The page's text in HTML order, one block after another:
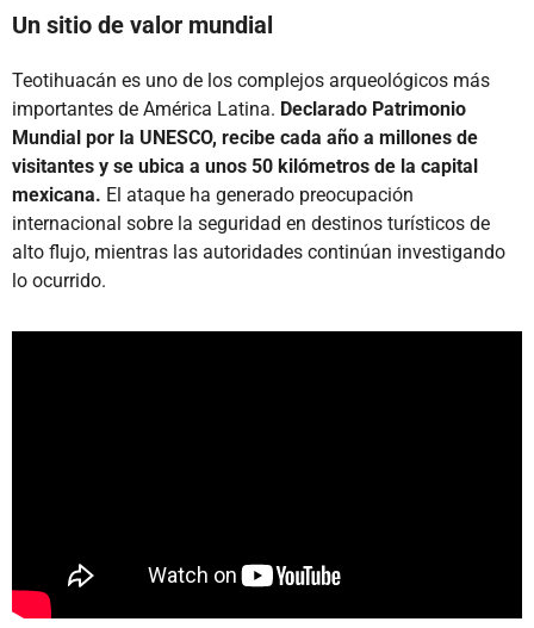
Un sitio de valor mundial
Teotihuacán es uno de los complejos arqueológicos más
importantes de América Latina. Declarado Patrimonio
Mundial por la UNESCO, recibe cada año a millones de
visitantes y se ubica a unos 50 kilómetros de la capital
mexicana. El ataque ha generado preocupación
internacional sobre la seguridad en destinos turísticos de
alto flujo, mientras las autoridades continúan investigando
lo ocurrido.